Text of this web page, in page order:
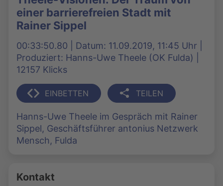
einer barrierefreien Stadt mit
Rainer Sippel
00:33:50.80 | Datum: 11.09.2019, 11:45 Uhr |
Produziert: Hanns-Uwe Theele (OK Fulda) |
12157 Klicks
EINBETTEN TEILEN
Hanns-Uwe Theele im Gespräch mit Rainer
Sippel, Geschäftsführer antonius Netzwerk
Mensch, Fulda
Kontakt